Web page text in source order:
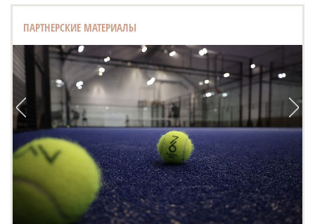
ПАРТНЕРСКИЕ МАТЕРИАЛЫ